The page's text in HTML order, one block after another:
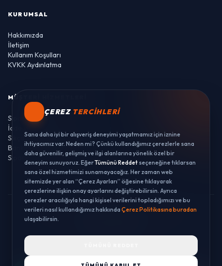
KURUMSAL
Hakkımızda
İletişim
Kullanım Koşulları
KVKK Aydınlatma
MÜŞTERI HIZMETLERI
Sipariş Takibi
İade ve Değişim
Sıkça Sorulan Sorular
Banka Hesaplarımız
Sipariş Takibi
© 2026 LUSTWAY. TÜM HAKLARI SAKLIDIR.
ÇEREZ TERCIHLERI
Sana daha iyi bir alışveriş deneyimi yaşatmamız için iznine
ihtiyacımız var. Neden mi? Çünkü kullandığımız çerezlerle sana
daha güvenilir, gelişmiş ve ilgi alanlarına yönelik özel bir
deneyim sunuyoruz. EğerTümünü Reddet seçeneğine tıklarsan
sana özel hizmetimizi sunamayacağız. Her zaman web
sitemizde yer alan “Çerez Ayarları” öğesine tıklayarak
çerezlerine ilişkin onay ayarlarını değiştirebilirsin. Ayrıca
çerezler aracılığıyla hangi kişisel verilerini topladığımızı ve bu
verileri nasıl kullandığımız hakkındaÇerez Politikasına buradan
ulaşabilirsin.